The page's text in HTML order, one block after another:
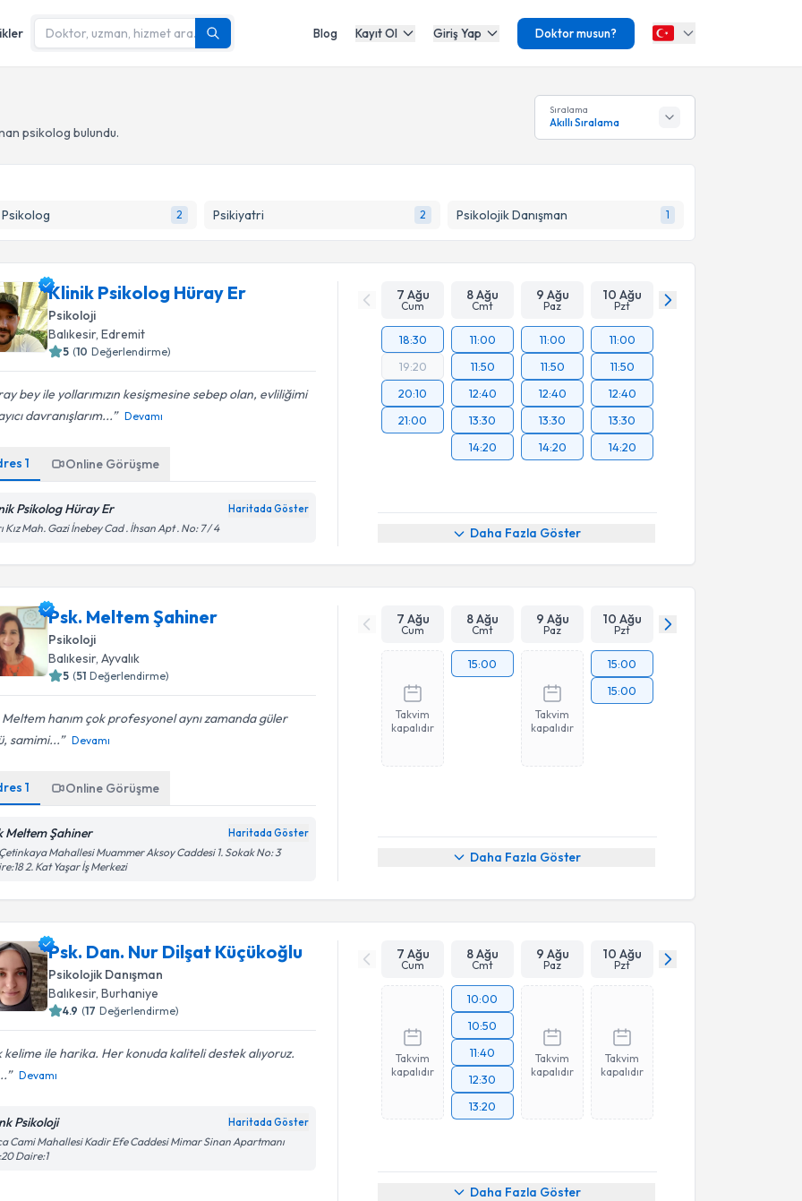
Blog Kayıt Ol Giriş Yap Doktor musun?
psikolog bulundu.
Sıralama
Akıllı Sıralama
2 Psikiyatri 2 Psikolojik Danışman 1
Klinik Psikolog Hüray Er
Psikoloji
Balıkesir, Edremit
5 (10 Değerlendirme)
bey ile yollarımızın kesişmesine sebep olan, evliliğimi
davranışlarım...
Devamı
1 Online Görüşme
Psikolog Hüray Er Haritada Göster
Kız Mah. Gazi İnebey Cad . İhsan Apt . No: 7 / 4
7 Ağu
Cum
8 Ağu
Cmt
9 Ağu
Paz
10 Ağu
Pzt
18:30
19:20
20:10
21:00
11:00
11:50
12:40
13:30
14:20
11:00
11:50
12:40
13:30
14:20
11:00
11:50
12:40
13:30
14:20
Daha Fazla Göster
Psk. Meltem Şahiner
Psikoloji
Balıkesir, Ayvalık
5 (51 Değerlendirme)
hanım çok profesyonel aynı zamanda güler
samimi...
Devamı
1 Online Görüşme
Meltem Şahiner Haritada Göster
Mahallesi Muammer Aksoy Caddesi 1. Sokak No: 3
2. Kat Yaşar İş Merkezi
7 Ağu
Cum
8 Ağu
Cmt
9 Ağu
Paz
10 Ağu
Pzt
Takvim
kapalıdır
15:00
Takvim
kapalıdır
15:00
15:00
Daha Fazla Göster
Psk. Dan. Nur Dilşat Küçükoğlu
Psikolojik Danışman
Balıkesir, Burhaniye
4.9 (17 Değerlendirme)
kelime ile harika. Her konuda kaliteli destek alıyoruz.
Devamı
Psikoloji Haritada Göster
Cami Mahallesi Kadir Efe Caddesi Mimar Sinan Apartmanı
Daire:1
7 Ağu
Cum
8 Ağu
Cmt
9 Ağu
Paz
10 Ağu
Pzt
Takvim
kapalıdır
10:00
10:50
11:40
12:30
13:20
Takvim
kapalıdır
Takvim
kapalıdır
Daha Fazla Göster
Randevu Takvimi Talebi